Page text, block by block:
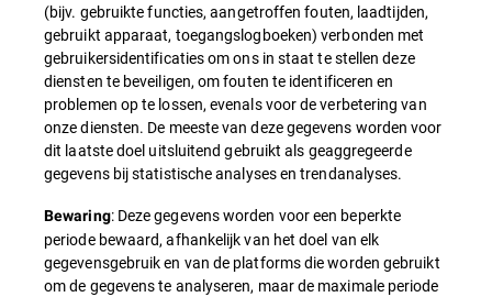
(bijv. gebruikte functies, aangetroffen fouten, laadtijden,
gebruikt apparaat, toegangslogboeken) verbonden met
gebruikersidentificaties om ons in staat te stellen deze
diensten te beveiligen, om fouten te identificeren en
problemen op te lossen, evenals voor de verbetering van
onze diensten. De meeste van deze gegevens worden voor
dit laatste doel uitsluitend gebruikt als geaggregeerde
gegevens bij statistische analyses en trendanalyses.
Bewaring: Deze gegevens worden voor een beperkte
periode bewaard, afhankelijk van het doel van elk
gegevensgebruik en van de platforms die worden gebruikt
om de gegevens te analyseren, maar de maximale periode